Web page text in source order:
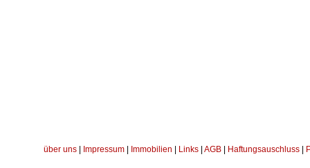
über uns Impressum Immobilien Links AGB Haftungsauschluss